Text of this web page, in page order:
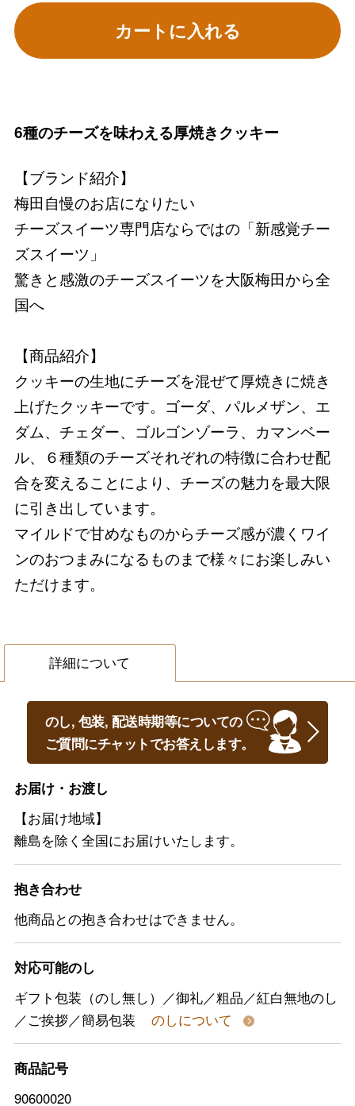
カートに入れる
6種のチーズを味わえる厚焼きクッキー
【ブランド紹介】
梅田自慢のお店になりたい
チーズスイーツ専門店ならではの「新感覚チー
ズスイーツ」
驚きと感激のチーズスイーツを大阪梅田から全
国へ
【商品紹介】
クッキーの生地にチーズを混ぜて厚焼きに焼き
上げたクッキーです。 ゴーダ、パルメザン、エ
ダム、チェダー、ゴルゴンゾーラ、カマンベー
ル、６種類のチーズそれぞれの特徴に合わせ配
合を変えることにより、チーズの魅力を最大限
に引き出しています。
マイルドで甘めなものからチーズ感が濃くワイ
ンのおつまみになるものまで様々にお楽しみい
ただけます。
詳細について
のし, 包装, 配送時期等についての
ご質問にチャットでお答えします。
お届け・お渡し
【お届け地域】
離島を除く全国にお届けいたします。
抱き合わせ
他商品との抱き合わせはできません。
対応可能のし
ギフト包装（のし無し）／御礼／粗品／紅白無地のし
／ご挨拶／簡易包装
のしについて
商品記号
90600020